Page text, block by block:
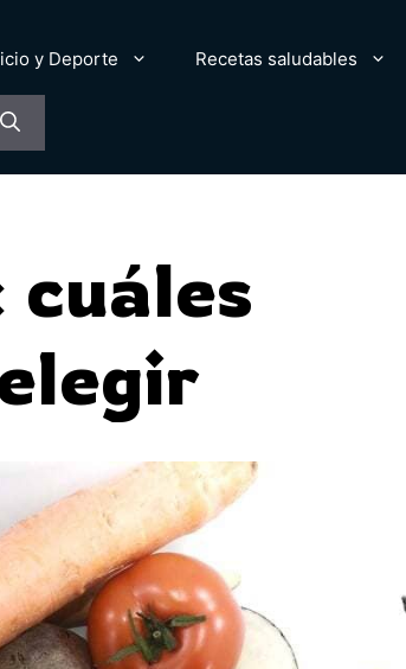
y Deporte Recetas saludables
cuáles